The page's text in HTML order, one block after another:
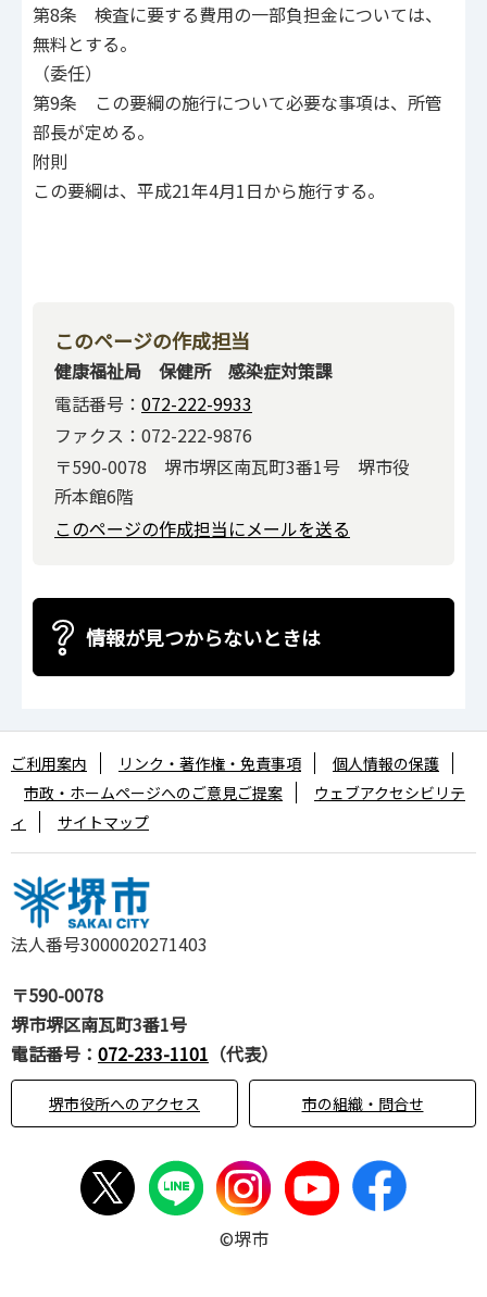
第8条 検査に要する費用の一部負担金については、
無料とする。
（委任）
第9条 この要綱の施行について必要な事項は、所管
部長が定める。
附則
この要綱は、平成21年4月1日から施行する。
このページの作成担当
健康福祉局 保健所 感染症対策課
電話番号： 072-222-9933
ファクス：072-222-9876
〒590-0078 堺市堺区南瓦町3番1号 堺市役
所本館6階
このページの作成担当にメールを送る
情報が見つからないときは
法人番号3000020271403
〒590-0078
堺市堺区南瓦町3番1号
電話番号： 072-233-1101 （代表）
堺市役所へのアクセス 市の組織・問合せ
ご利用案内 リンク・著作権・免責事項
個人情報の保護
市政・ホームページへのご意見ご提案
ウェブアクセシビリテ
ィ
サイトマップ
©堺市